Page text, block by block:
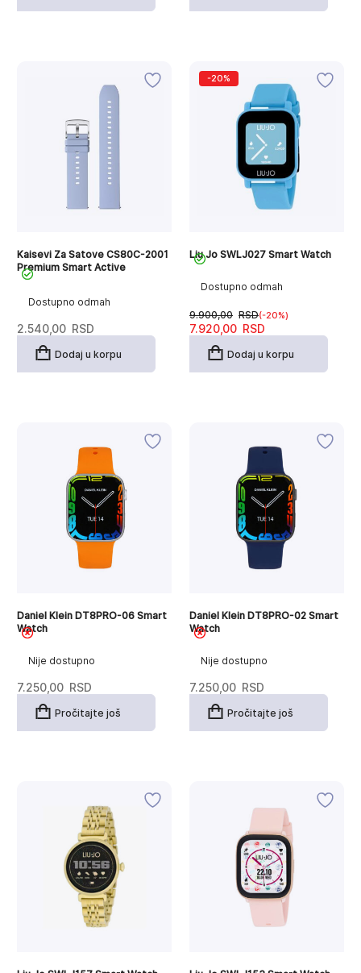
Dostupno odmah
Kaisevi Za Satove CS80C-2001
Premium Smart Active
2.540,00 RSD
Dodaj u korpu
-20%
Dostupno odmah
Liu Jo SWLJ027 Smart Watch
9.900,00 RSD
Originalna
cena
7.920,00 RSD
Trenutna
cena
(-20%)
Dodaj u korpu
Nije dostupno
Daniel Klein DT8PRO-06 Smart
Watch
7.250,00 RSD
Pročitajte još
Nije dostupno
Daniel Klein DT8PRO-02 Smart
Watch
7.250,00 RSD
Pročitajte još